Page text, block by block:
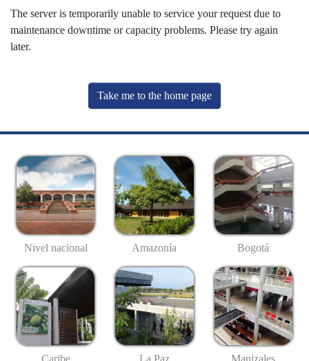
The server is temporarily unable to service your request due to
maintenance downtime or capacity problems. Please try again
later.
Take me to the home page
Nivel nacional Amazonía Bogotá